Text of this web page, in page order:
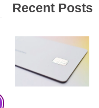
Recent Posts